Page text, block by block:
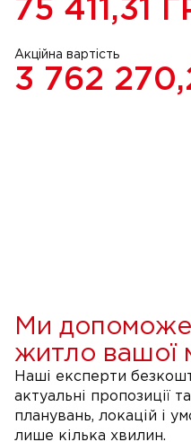
75 411,31
Акційна вартість
3 762
Ми
житло вашої
Наші експерти
актуальні пропозиції
планувань, локацій і
лише кілька хвилин.